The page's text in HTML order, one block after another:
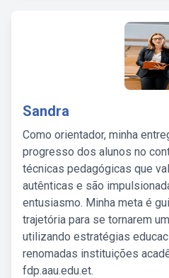
Sandra
Como orientador, minha
progresso dos alunos no
técnicas pedagógicas que
autênticas e são
entusiasmo. Minha meta é
trajetória para se tornarem
utilizando estratégias
renomadas instituições
fdp.aau.edu.et.